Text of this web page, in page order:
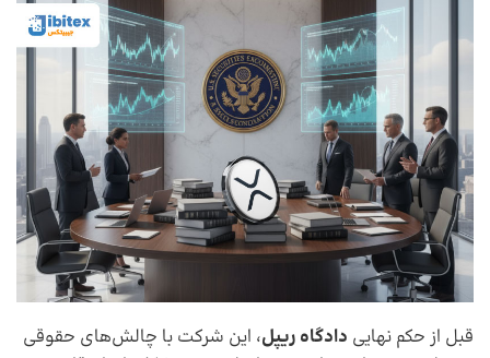
قبل از حکم نهایی دادگاه ریپل، این شرکت با چالش‌های حقوقی